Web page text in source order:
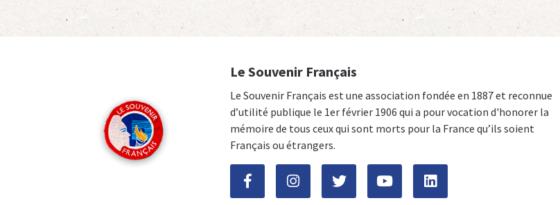
Le Souvenir Français
Le Souvenir Français est une association fondée en 1887 et reconnue
d’utilité publique le 1er février 1906 qui a pour vocation d'honorer la
mémoire de tous ceux qui sont morts pour la France qu’ils soient
Français ou étrangers.